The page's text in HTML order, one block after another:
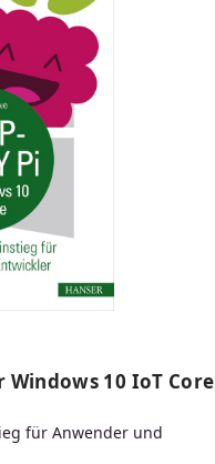
Windows 10 IoT Core
für Anwender und